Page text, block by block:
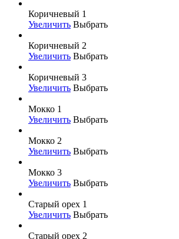
Коричневый 1
Увеличить Выбрать
Коричневый 2
Увеличить Выбрать
Коричневый 3
Увеличить Выбрать
Мокко 1
Увеличить Выбрать
Мокко 2
Увеличить Выбрать
Мокко 3
Увеличить Выбрать
Старый орех 1
Увеличить Выбрать
Старый орех 2